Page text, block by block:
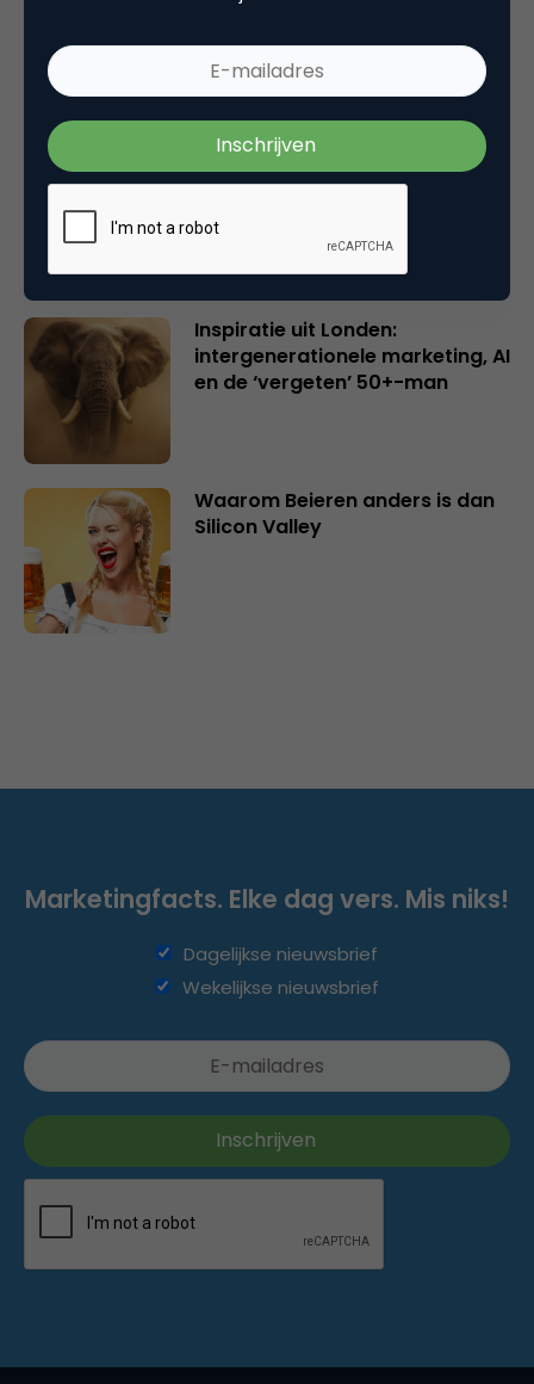
en merkeigenaren
Creatieve sector als aanjager
van innovatie en ontsluiter en
belangrijker en urgenter dan
Inspiratie uit Londen:
intergenerationele marketing, AI
en de ‘vergeten’ 50+-man
Waarom Beieren anders is dan
Silicon Valley
Marketingfacts. Elke dag vers. Mis niks!
Dagelijkse nieuwsbrief
Wekelijkse nieuwsbrief